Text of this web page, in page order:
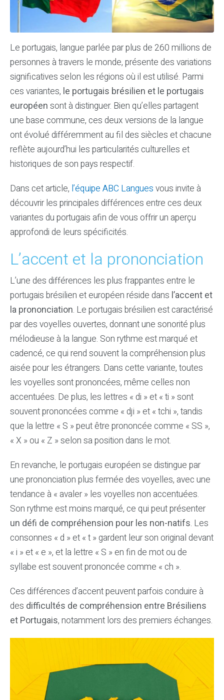
Le portugais, langue parlée par plus de 260 millions de
personnes à travers le monde, présente des variations
significatives selon les régions où il est utilisé. Parmi
ces variantes, le portugais brésilien et le portugais
européen sont à distinguer. Bien qu’elles partagent
une base commune, ces deux versions de la langue
ont évolué différemment au fil des siècles et chacune
reflète aujourd’hui les particularités culturelles et
historiques de son pays respectif.
Dans cet article, l’équipe ABC Langues vous invite à
découvrir les principales différences entre ces deux
variantes du portugais afin de vous offrir un aperçu
approfondi de leurs spécificités.
L’accent et la prononciation
L’une des différences les plus frappantes entre le
portugais brésilien et européen réside dans l’accent et
la prononciation. Le portugais brésilien est caractérisé
par des voyelles ouvertes, donnant une sonorité plus
mélodieuse à la langue. Son rythme est marqué et
cadencé, ce qui rend souvent la compréhension plus
aisée pour les étrangers. Dans cette variante, toutes
les voyelles sont prononcées, même celles non
accentuées. De plus, les lettres « di » et « ti » sont
souvent prononcées comme « dji » et « tchi », tandis
que la lettre « S » peut être prononcée comme « SS »,
« X » ou « Z » selon sa position dans le mot.
En revanche, le portugais européen se distingue par
une prononciation plus fermée des voyelles, avec une
tendance à « avaler » les voyelles non accentuées.
Son rythme est moins marqué, ce qui peut présenter
un défi de compréhension pour les non-natifs. Les
consonnes « d » et « t » gardent leur son original devant
« i » et « e », et la lettre « S » en fin de mot ou de
syllabe est souvent prononcée comme « ch ».
Ces différences d’accent peuvent parfois conduire à
des difficultés de compréhension entre Brésiliens
et Portugais, notamment lors des premiers échanges.